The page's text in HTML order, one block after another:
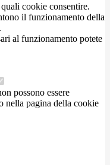
cookie consentire.
il funzionamento della
al funzionamento potete
possono essere
nella pagina della cookie